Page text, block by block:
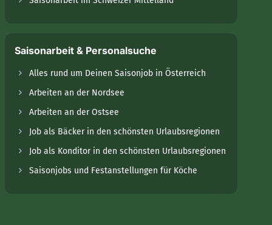
Saisonarbeit & Personalsuche
Alles rund um Deinen Saisonjob in Österreich
Arbeiten an der Nordsee
Arbeiten an der Ostsee
Job als Bäcker in den schönsten Urlaubsregionen
Job als Konditor in den schönsten Urlaubsregionen
Saisonjobs und Festanstellungen für Köche